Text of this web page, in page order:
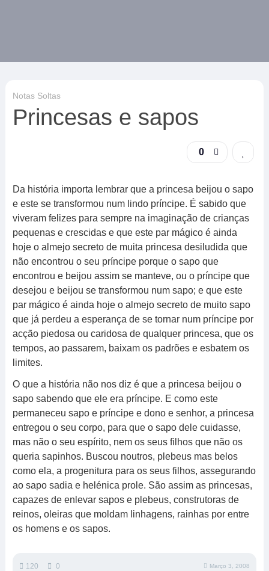
Notas Soltas
Princesas e sapos
0
Da história importa lembrar que a princesa beijou o sapo
e este se transformou num lindo príncipe. É sabido que
viveram felizes para sempre na imaginação de crianças
pequenas e crescidas e que este par mágico é ainda
hoje o almejo secreto de muita princesa desiludida que
não encontrou o seu príncipe porque o sapo que
encontrou e beijou assim se manteve, ou o príncipe que
desejou e beijou se transformou num sapo; e que este
par mágico é ainda hoje o almejo secreto de muito sapo
que já perdeu a esperança de se tornar num príncipe por
acção piedosa ou caridosa de qualquer princesa, que os
tempos, ao passarem, baixam os padrões e esbatem os
limites.
O que a história não nos diz é que a princesa beijou o
sapo sabendo que ele era príncipe. E como este
permaneceu sapo e príncipe e dono e senhor, a princesa
entregou o seu corpo, para que o sapo dele cuidasse,
mas não o seu espírito, nem os seus filhos que não os
queria sapinhos. Buscou noutros, plebeus mas belos
como ela, a progenitura para os seus filhos, assegurando
ao sapo sadia e helénica prole. São assim as princesas,
capazes de enlevar sapos e plebeus, construtoras de
reinos, oleiras que moldam linhagens, rainhas por entre
os homens e os sapos.
120 0 Março 3, 2008